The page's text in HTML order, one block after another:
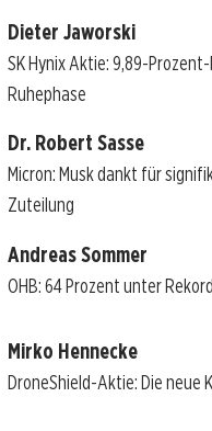
Dieter Jaworski
SK Hynix Aktie: 9,89-
Ruhephase
Dr. Robert Sasse
Micron: Musk dankt für
Zuteilung
Andreas Sommer
OHB: 64 Prozent unter
Mirko Hennecke
DroneShield-Aktie: Die neue